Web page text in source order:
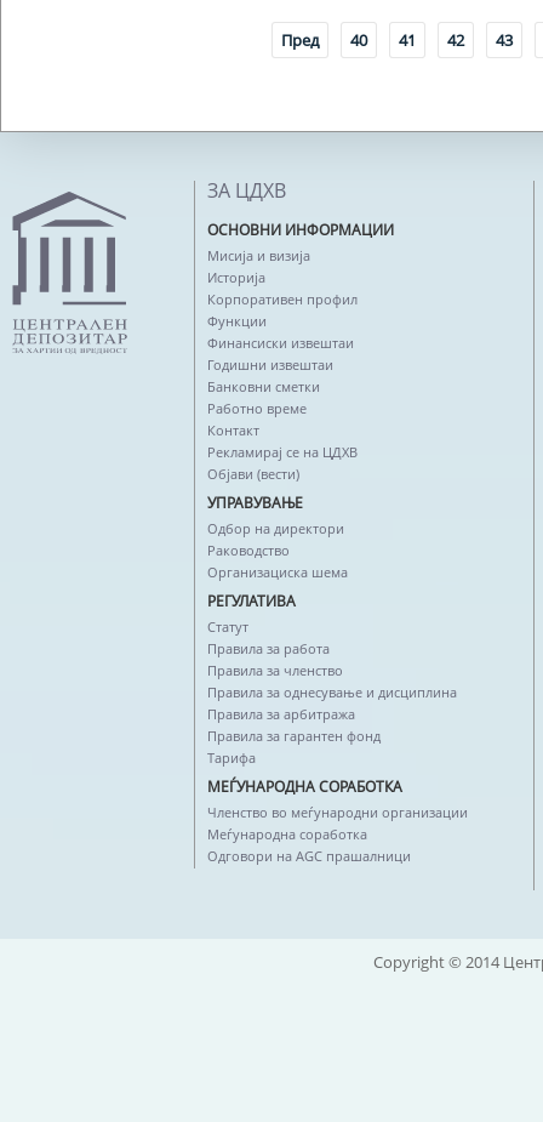
Пред 40 41 42 43
ЗА ЦДХВ
ОСНОВНИ ИНФОРМАЦИИ
Мисија и визија
Историја
Корпоративен профил
Функции
Финансиски извештаи
Годишни извештаи
Банковни сметки
Работно време
Контакт
Рекламирај се на ЦДХВ
Објави (вести)
УПРАВУВАЊЕ
Одбор на директори
Раководство
Организациска шема
РЕГУЛАТИВА
Статут
Правила за работа
Правила за членство
Правила за однесување и дисциплина
Правила за арбитража
Правила за гарантен фонд
Тарифа
МЕЃУНАРОДНА СОРАБОТКА
Членство во меѓународни организации
Меѓународна соработка
Одговори на AGC прашалници
Copyright © 2014